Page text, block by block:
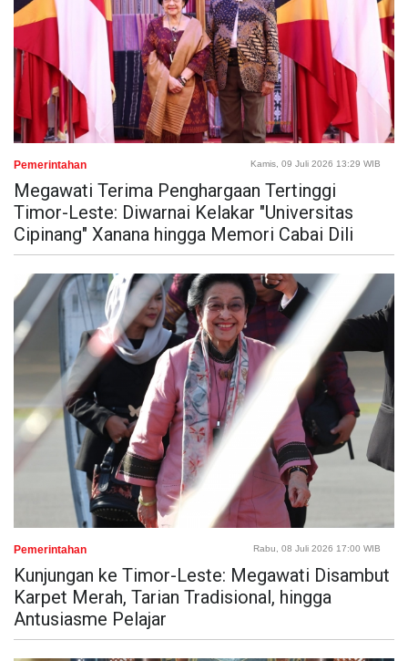
Pemerintahan Kamis, 09 Juli 2026 13:29 WIB
Megawati Terima Penghargaan Tertinggi
Timor-Leste: Diwarnai Kelakar "Universitas
Cipinang" Xanana hingga Memori Cabai Dili
Pemerintahan Rabu, 08 Juli 2026 17:00 WIB
Kunjungan ke Timor-Leste: Megawati Disambut
Karpet Merah, Tarian Tradisional, hingga
Antusiasme Pelajar